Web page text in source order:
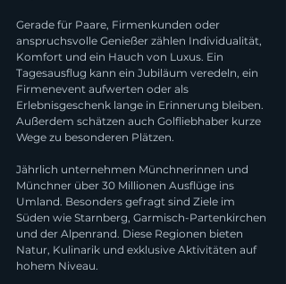
Gerade für Paare, Firmenkunden oder
anspruchsvolle Genießer zählen Individualität,
Komfort und ein Hauch von Luxus. Ein
Tagesausflug kann ein Jubiläum veredeln, ein
Firmenevent aufwerten oder als
Erlebnisgeschenk lange in Erinnerung bleiben.
Außerdem schätzen auch Golfliebhaber kurze
Wege zu besonderen Plätzen.
Jährlich unternehmen Münchnerinnen und
Münchner über 30 Millionen Ausflüge ins
Umland. Besonders gefragt sind Ziele im
Süden wie Starnberg, Garmisch-Partenkirchen
und der Alpenrand. Diese Regionen bieten
Natur, Kulinarik und exklusive Aktivitäten auf
hohem Niveau.